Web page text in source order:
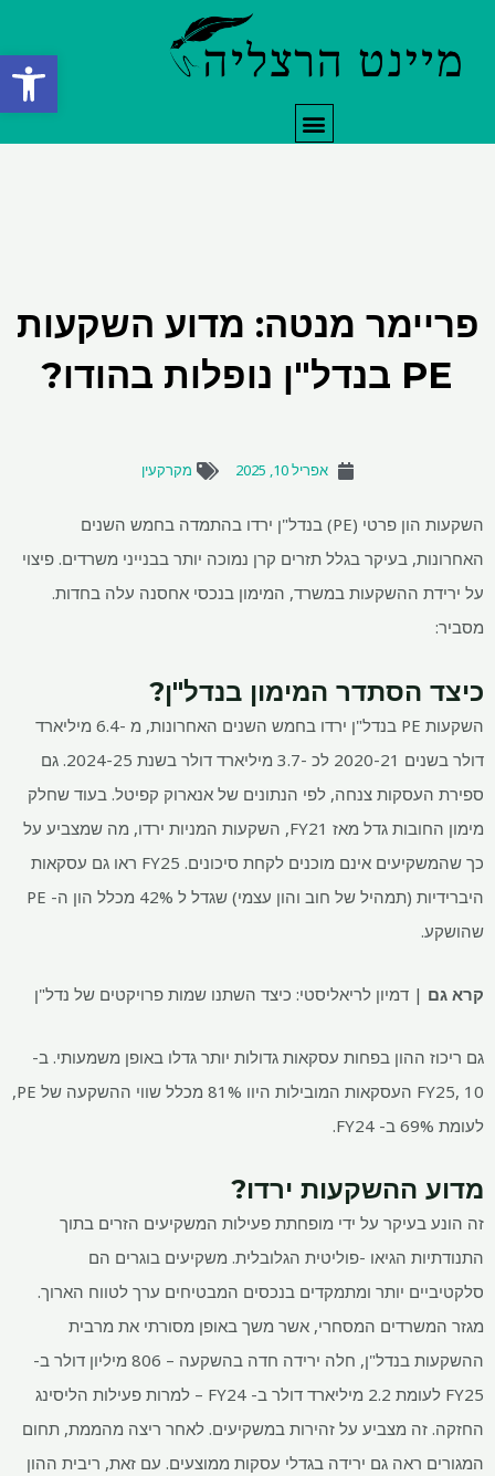
פתח
תפריט
פריימר מנטה: מדוע השקעות
PE בנדל"ן נופלות בהודו?
אפריל 10, 2025 מקרקעין
השקעות הון פרטי (PE) בנדל"ן ירדו בהתמדה בחמש השנים
האחרונות, בעיקר בגלל תזרים קרן נמוכה יותר בבנייני משרדים. פיצוי
על ירידת ההשקעות במשרד, המימון בנכסי אחסנה עלה בחדות.
מסביר:
כיצד הסתדר המימון בנדל"ן?
השקעות PE בנדל"ן ירדו בחמש השנים האחרונות, מ -6.4 מיליארד
דולר בשנים 2020-21 לכ -3.7 מיליארד דולר בשנת 2024-25. גם
ספירת העסקות צנחה, לפי הנתונים של אנארוק קפיטל. בעוד שחלק
מימון החובות גדל מאז FY21, השקעות המניות ירדו, מה שמצביע על
כך שהמשקיעים אינם מוכנים לקחת סיכונים. FY25 ראו גם עסקאות
היברידיות (תמהיל של חוב והון עצמי) שגדל ל 42% מכלל הון ה- PE
שהושקע.
קרא גם | דמיון לריאליסטי: כיצד השתנו שמות פרויקטים של נדל"ן
גם ריכוז ההון בפחות עסקאות גדולות יותר גדלו באופן משמעותי. ב-
FY25, 10 העסקאות המובילות היוו 81% מכלל שווי ההשקעה של PE,
לעומת 69% ב- FY24.
מדוע ההשקעות ירדו?
זה הונע בעיקר על ידי מופחתת פעילות המשקיעים הזרים בתוך
התנודתיות הגיאו -פוליטית הגלובלית. משקיעים בוגרים הם
סלקטיביים יותר ומתמקדים בנכסים המבטיחים ערך לטווח הארוך.
מגזר המשרדים המסחרי, אשר משך באופן מסורתי את מרבית
ההשקעות בנדל"ן, חלה ירידה חדה בהשקעה – 806 מיליון דולר ב-
FY25 לעומת 2.2 מיליארד דולר ב- FY24 – למרות פעילות הליסינג
החזקה. זה מצביע על זהירות במשקיעים. לאחר ריצה מהממת, תחום
המגורים ראה גם ירידה בגדלי עסקות ממוצעים. עם זאת, ריבית ההון